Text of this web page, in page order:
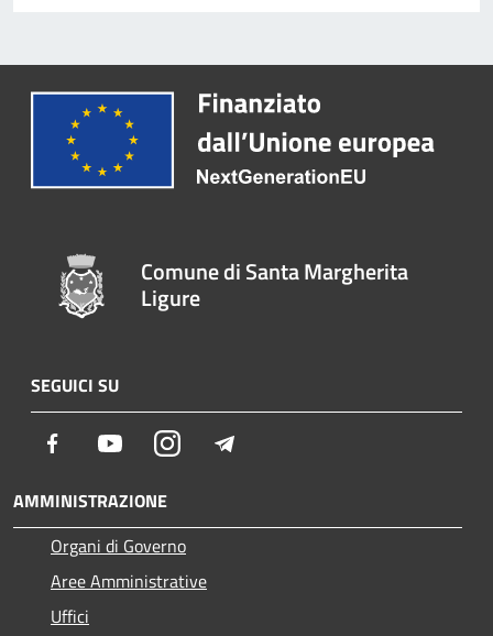
Comune di Santa Margherita
Ligure
SEGUICI SU
Facebook YoutubeInstagram
AMMINISTRAZIONE
Organi di Governo
Aree Amministrative
Uffici